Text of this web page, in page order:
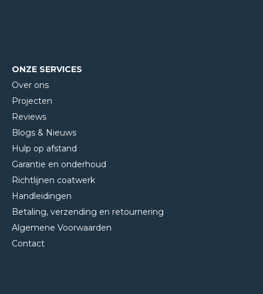
ONZE SERVICES
Over ons
Projecten
Reviews
Blogs & Nieuws
Hulp op afstand
Garantie en onderhoud
Richtlijnen coatwerk
Handleidingen
Betaling, verzending en retournering
Algemene Voorwaarden
Contact